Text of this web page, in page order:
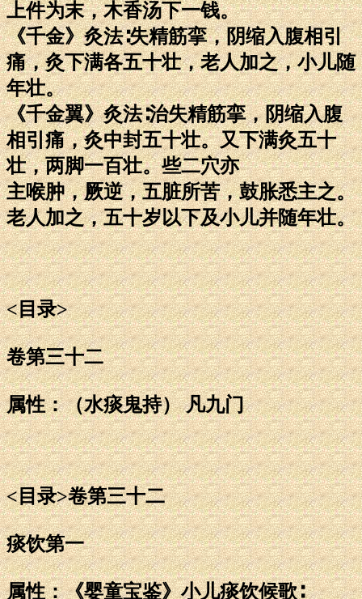
上件为末，木香汤下一钱。
《千金》灸法∶失精筋挛，阴缩入腹相引
痛，灸下满各五十壮，老人加之，小儿随
年壮。
《千金翼》灸法∶治失精筋挛，阴缩入腹
相引痛，灸中封五十壮。又下满灸五十
壮，两脚一百壮。些二穴亦
主喉肿，厥逆，五脏所苦，鼓胀悉主之。
老人加之，五十岁以下及小儿并随年壮。
<目录>
卷第三十二
属性：（水痰鬼持） 凡九门
<目录>卷第三十二
痰饮第一
属性：《婴童宝鉴》小儿痰饮候歌∶